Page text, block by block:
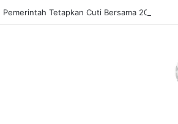
Pemerintah Tetapkan Cuti Bersama 2025,